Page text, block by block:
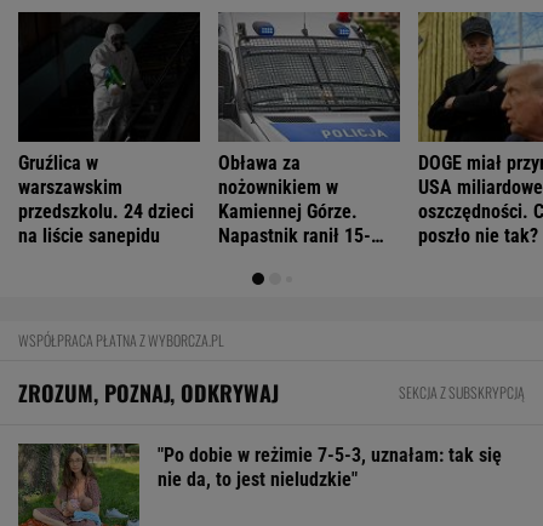
Gruźlica w
warszawskim
przedszkolu. 24 dzieci
na liście sanepidu
Obława za
nożownikiem w
Kamiennej Górze.
Napastnik ranił 15-
DOGE miał
USA miliardowe
oszczędności.
poszło nie tak?
WSPÓŁPRACA PŁATNA Z WYBORCZA.PL
ZROZUM, POZNAJ, ODKRYWAJ SEKCJA Z SUBSKRYPCJĄ
"Po dobie w reżimie 7-5-3, uznałam: tak się
nie da, to jest nieludzkie"